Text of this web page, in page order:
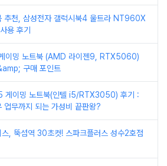
추천, 삼성전자 갤럭시북4 울트라 NT960X
용 후기
이밍 노트북 (AMD 라이젠9, RTX5060)
구매 포인트
게이밍 노트북(인텔 i5/RTX3050) 후기 :
업무까지 되는 가성비 끝판왕?
스, 뚝섬역 30초컷! 스파크플러스 성수2호점